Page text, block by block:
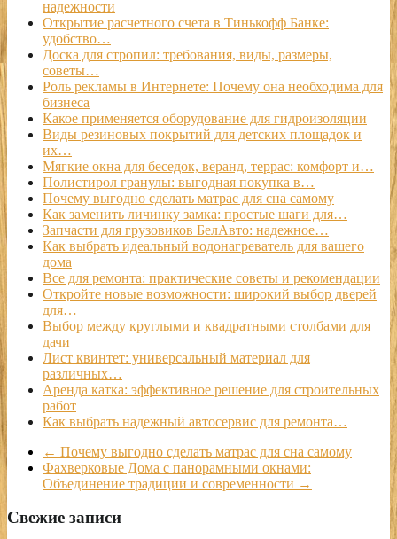
надежности
Открытие расчетного счета в Тинькофф Банке:
удобство…
Доска для стропил: требования, виды, размеры,
советы…
Роль рекламы в Интернете: Почему она необходима для
бизнеса
Какое применяется оборудование для гидроизоляции
Виды резиновых покрытий для детских площадок и
их…
Мягкие окна для беседок, веранд, террас: комфорт и…
Полистирол гранулы: выгодная покупка в…
Почему выгодно сделать матрас для сна самому
Как заменить личинку замка: простые шаги для…
Запчасти для грузовиков БелАвто: надежное…
Как выбрать идеальный водонагреватель для вашего
дома
Все для ремонта: практические советы и рекомендации
Откройте новые возможности: широкий выбор дверей
для…
Выбор между круглыми и квадратными столбами для
дачи
Лист квинтет: универсальный материал для
различных…
Аренда катка: эффективное решение для строительных
работ
Как выбрать надежный автосервис для ремонта…
← Почему выгодно сделать матрас для сна самому
Фахверковые Дома с панорамными окнами:
Объединение традиции и современности →
Свежие записи